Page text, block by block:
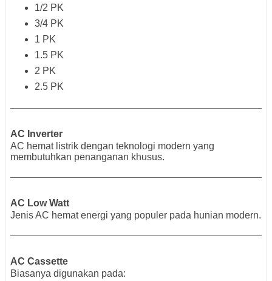
1/2 PK
3/4 PK
1 PK
1.5 PK
2 PK
2.5 PK
AC Inverter
AC hemat listrik dengan teknologi modern yang
membutuhkan penanganan khusus.
AC Low Watt
Jenis AC hemat energi yang populer pada hunian modern.
AC Cassette
Biasanya digunakan pada: